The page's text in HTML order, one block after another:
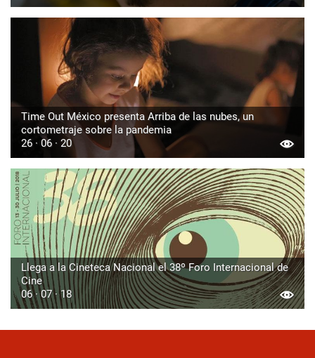
Time Out México presenta Arriba de las nubes, un
cortometraje sobre la pandemia
26 · 06 · 20
Llega a la Cineteca Nacional el 38º Foro Internacional de
Cine
06 · 07 · 18